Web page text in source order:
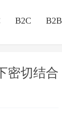
B2C B2B
密切结合